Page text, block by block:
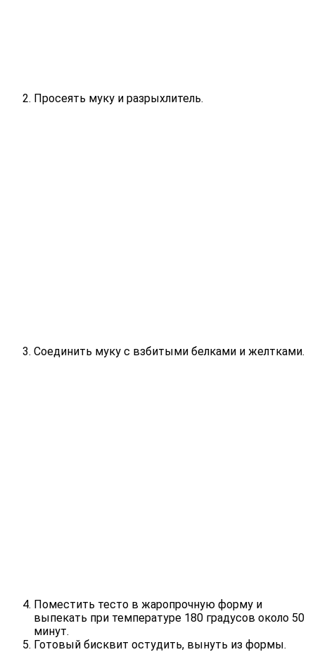
Просеять муку и разрыхлитель.
Соединить муку с взбитыми белками и желтками.
Поместить тесто в жаропрочную форму и
выпекать при температуре 180 градусов около 50
минут.
Готовый бисквит остудить, вынуть из формы.